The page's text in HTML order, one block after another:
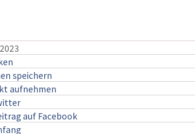
speichern
aufnehmen
auf Facebook